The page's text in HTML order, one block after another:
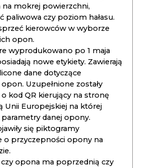
na mokrej powierzchni,
paliwowa czy poziom hałasu.
kierowców w wyborze
opon.
wyprodukowano po 1 maja
nowe etykiety. Zawierają
dane dotyczące
opon. Uzupełnione zostały
kod QR kierujący na stronę
Unii Europejskiej na której
parametry danej opony.
się piktogramy
o przyczepności opony na
czy opona ma poprzednią czy